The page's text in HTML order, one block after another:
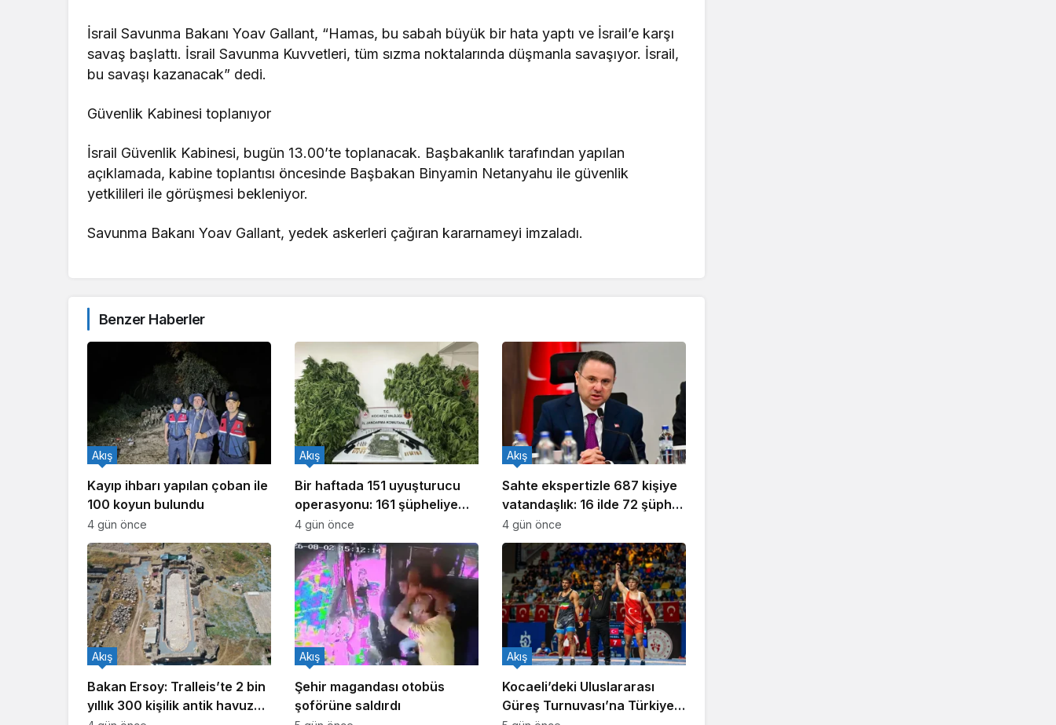
İsrail Savunma Bakanı Yoav Gallant, “Hamas, bu sabah büyük bir hata yaptı ve İsrail’e karşı
savaş başlattı. İsrail Savunma Kuvvetleri, tüm sızma noktalarında düşmanla savaşıyor. İsrail,
bu savaşı kazanacak” dedi.
Güvenlik Kabinesi toplanıyor
İsrail Güvenlik Kabinesi, bugün 13.00’te toplanacak. Başbakanlık tarafından yapılan
açıklamada, kabine toplantısı öncesinde Başbakan Binyamin Netanyahu ile güvenlik
yetkilileri ile görüşmesi bekleniyor.
Savunma Bakanı Yoav Gallant, yedek askerleri çağıran kararnameyi imzaladı.
Benzer Haberler
Kayıp ihbarı yapılan çoban ile
100 koyun bulundu
Akış
4 gün önce
Bir haftada 151 uyuşturucu
operasyonu: 161 şüpheliye
işlem yapıldı!
Akış
4 gün önce
Sahte ekspertizle 687 kişiye
vatandaşlık: 16 ilde 72 şüpheli
yakalandı
Akış
4 gün önce
Bakan Ersoy: Tralleis’te 2 bin
yıllık 300 kişilik antik havuz
Akış
Şehir magandası otobüs
şoförüne saldırdı
Akış
Kocaeli’deki Uluslararası
Güreş Turnuvası’na Türkiye
Akış